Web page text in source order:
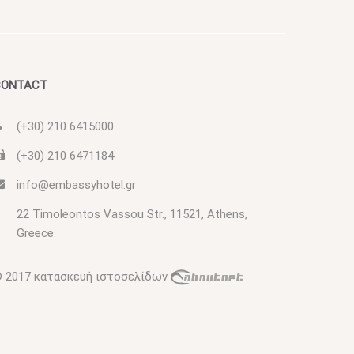
(+30) 210 6415000
(+30) 210 6471184
info@embassyhotel.gr
22 Timoleontos Vassou Str., 11521, Athens,
Greece.
2017 κατασκευή ιστοσελίδων